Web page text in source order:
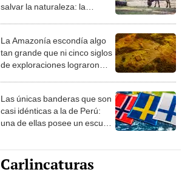
salvar la naturaleza: la
desierto en un paisaje con
más vida
La Amazonía escondía algo
tan grande que ni cinco siglos
de exploraciones lograron
sabía sobre su pasado
Las únicas banderas que son
casi idénticas a la de Perú:
una de ellas posee un escudo
Carlincaturas